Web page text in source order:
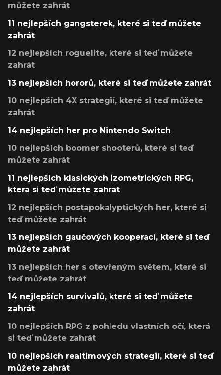
můžete zahrát
11 nejlepších gangsterek, které si teď můžete
zahrát
12 nejlepších roguelite, které si teď můžete
zahrát
13 nejlepších hororů, které si teď můžete zahrát
10 nejlepších 4X strategií, které si teď můžete
zahrát
14 nejlepších her pro Nintendo Switch
10 nejlepších boomer shooterů, které si teď
můžete zahrát
11 nejlepších klasických izometrických RPG,
která si teď můžete zahrát
12 nejlepších postapokalyptických her, které si
teď můžete zahrát
13 nejlepších gaučových kooperací, které si teď
můžete zahrát
13 nejlepších her s otevřeným světem, které si
teď můžete zahrát
14 nejlepších survivalů, které si teď můžete
zahrát
10 nejlepších RPG z pohledu vlastních očí, která
si teď můžete zahrát
10 nejlepších realtimových strategií, které si teď
můžete zahrát